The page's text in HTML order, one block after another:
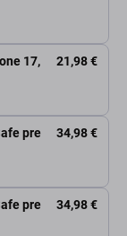
17,
21,98 €
pre
34,98 €
pre
34,98 €